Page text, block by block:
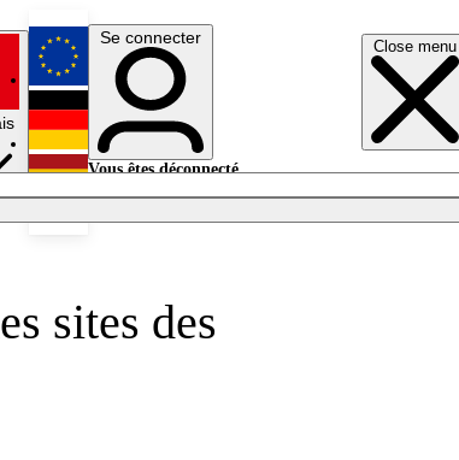
Close menu
English
Deutsch
Se connecter
Vous êtes déconnecté.
sites des